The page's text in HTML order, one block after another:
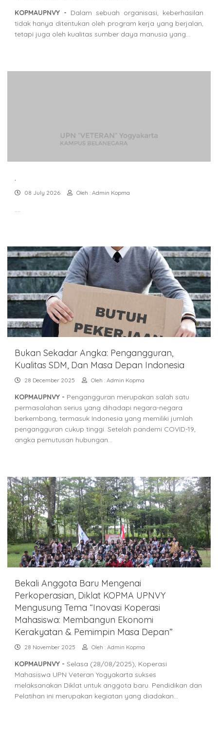
KOPMAUPNVY - Dalam sebuah organisasi, keberhasilan
tidak hanya ditentukan oleh program kerja yang berjalan,
tetapi juga oleh kualitas sumber daya manusia yang…
.
08 July 2026 Oleh : Admin Kopma
....
Bukan Sekadar Angka: Pengangguran,
Kualitas SDM, Dan Masa Depan Indonesia
28 December 2025 Oleh : Admin Kopma
KOPMAUPNVY - Pengangguran merupakan salah satu
permasalahan serius yang dihadapi negara-negara
berkembang, termasuk Indonesia yang memiliki jumlah
pengangguran cukup tinggi. Setelah pandemi COVID-19,
angka pemutusan hubungan…
Bekali Anggota Baru Mengenai
Perkoperasian, Diklat KOPMA UPNVY
Mengusung Tema “Inovasi Koperasi
Mahasiswa: Membangun Ekonomi
Kerakyatan & Pemimpin Masa Depan”
28 November 2025 Oleh : Admin Kopma
KOPMAUPNVY - Selasa (28/08/2025), Koperasi
Mahasiswa UPN Veteran Yogyakarta sukses
melaksanakan Diklat untuk anggota baru. Pendidikan dan
Pelatihan ini merupakan kegiatan yang diadakan…